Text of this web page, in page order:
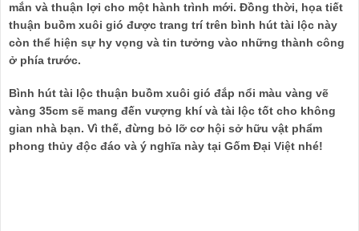
mắn và thuận lợi cho một hành trình mới. Đồng thời, họa tiết
thuận buồm xuôi gió được trang trí trên bình hút tài lộc này
còn thể hiện sự hy vọng và tin tưởng vào những thành công
ở phía trước.
Bình hút tài lộc thuận buồm xuôi gió đắp nổi màu vàng vẽ
vàng 35cm sẽ mang đến vượng khí và tài lộc tốt cho không
gian nhà bạn. Vì thế, đừng bỏ lỡ cơ hội sở hữu vật phẩm
phong thủy độc đáo và ý nghĩa này tại Gốm Đại Việt nhé!